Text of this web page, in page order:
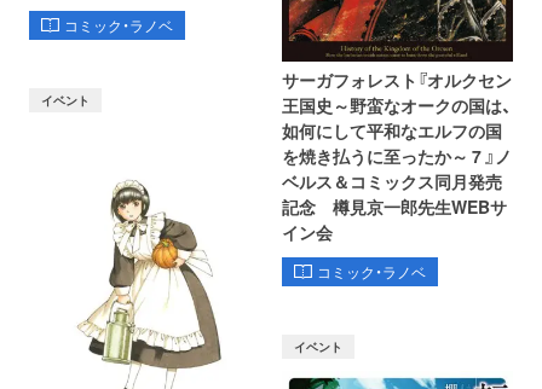
コミック・ラノベ
サーガフォレスト『オルクセン
王国史～野蛮なオークの国は、
如何にして平和なエルフの国
を焼き払うに至ったか～ 7 』ノ
ベルス＆コミックス同月発売
記念 樽見京一郎先生WEBサ
イン会
コミック・ラノベ
イベント
イベント